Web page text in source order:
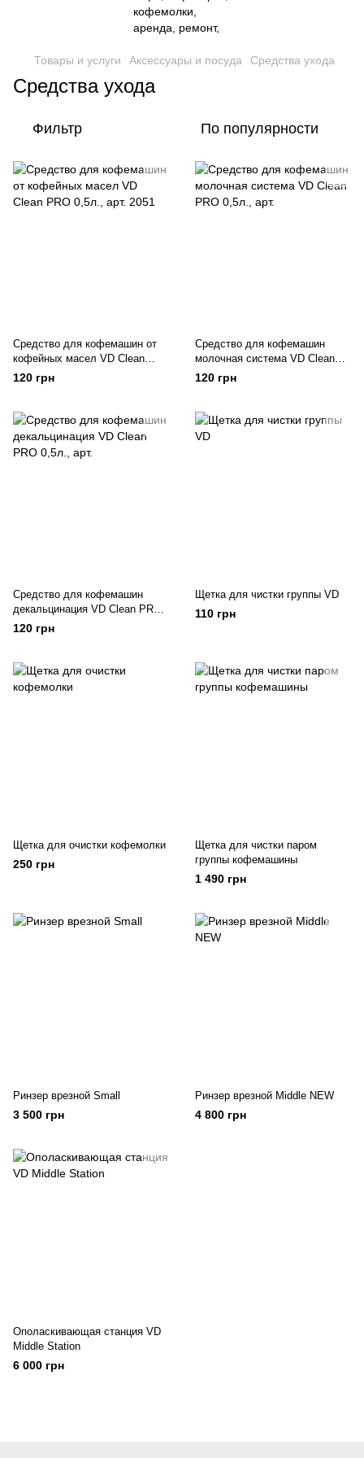
Товары и услуги Аксессуары и посуда Средства ухода
Средства ухода
Фильтр По популярности
Средство для кофемашин от
кофейных масел VD Clean
PRO 0,5л., арт. 2051
120 грн
Средство для кофемашин
молочная система VD Clean
PRO 0,5л., арт.
120 грн
Средство для кофемашин
декальцинация VD Clean PRO
0,5л., арт.
120 грн
Щетка для чистки группы VD
110 грн
Щетка для очистки кофемолки
250 грн
Щетка для чистки паром
группы кофемашины
1 490 грн
Ринзер врезной Small
3 500 грн
Ринзер врезной Middle NEW
4 800 грн
Ополаскивающая станция VD
Middle Station
6 000 грн